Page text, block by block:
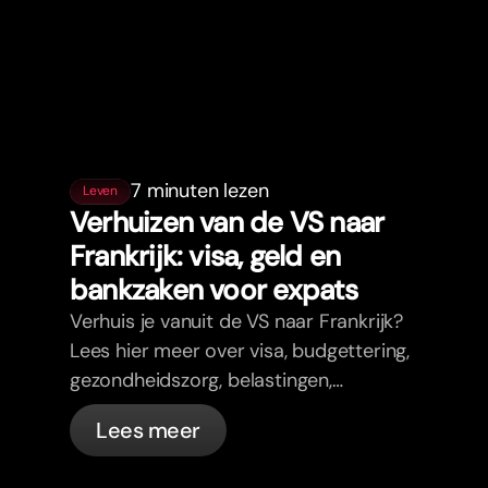
Leven 7 minuten lezen
Verhuizen van de VS naar
Frankrijk: visa, geld en
bankzaken voor expats
Verhuis je vanuit de VS naar Frankrijk?
Lees hier meer over visa, budgettering,
gezondheidszorg, belastingen,
verkeersregels en bankzaken voor
expats in Frankrijk met bunq.
Lees meer